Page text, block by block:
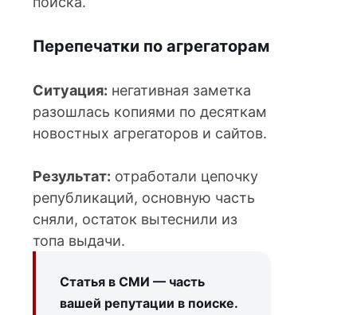
Перепечатки по агрегаторам
Ситуация: негативная заметка
разошлась копиями по десяткам
новостных агрегаторов и сайтов.
Результат: отработали цепочку
републикаций, основную часть
сняли, остаток вытеснили из
топа выдачи.
Статья в СМИ — часть
вашей репутации в поиске.